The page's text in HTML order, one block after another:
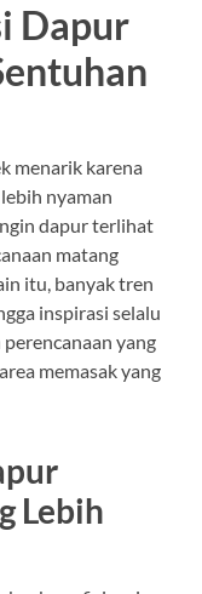
Dapur
menarik karena
nyaman
dapur terlihat
matang
itu, banyak tren
inspirasi selalu
yang
memasak yang
Lebih